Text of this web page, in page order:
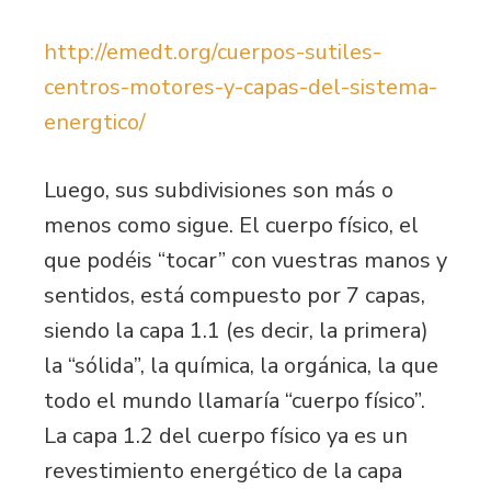
http://emedt.org/cuerpos-sutiles-
centros-motores-y-capas-del-sistema-
energtico/
Luego, sus subdivisiones son más o
menos como sigue. El cuerpo físico, el
que podéis “tocar” con vuestras manos y
sentidos, está compuesto por 7 capas,
siendo la capa 1.1 (es decir, la primera)
la “sólida”, la química, la orgánica, la que
todo el mundo llamaría “cuerpo físico”.
La capa 1.2 del cuerpo físico ya es un
revestimiento energético de la capa